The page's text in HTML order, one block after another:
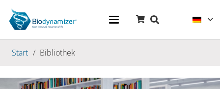
Start / Bibliothek